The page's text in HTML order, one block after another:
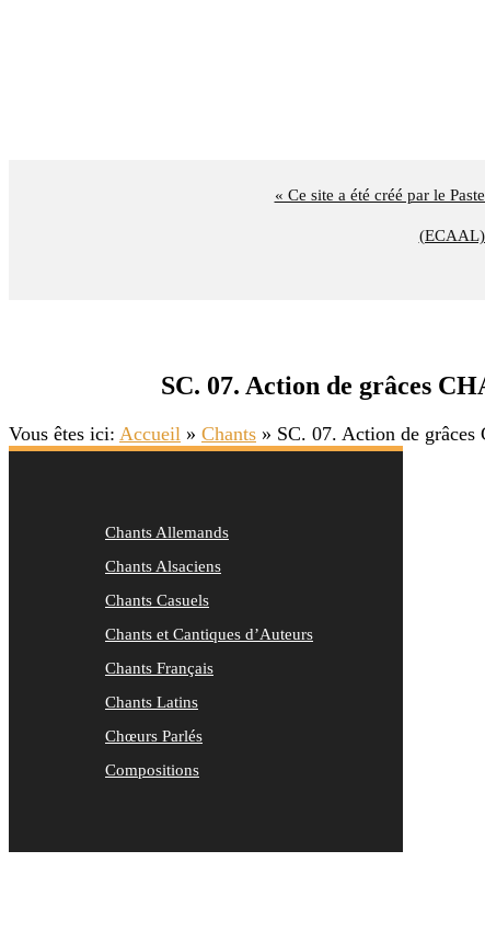
« Ce site a été créé par le
SC. 07. Action de grâces
Vous êtes ici: Accueil » Chants » SC. 07. Action de
Chants Allemands
Chants Alsaciens
Chants Casuels
Chants et Cantiques d’Auteurs
Chants Français
Chants Latins
Chœurs Parlés
Compositions